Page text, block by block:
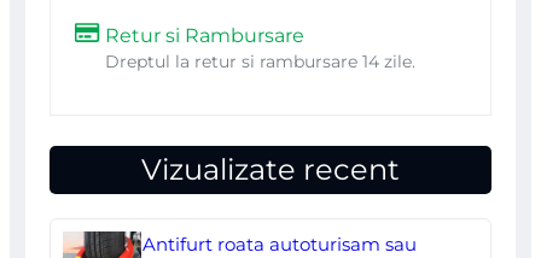
Retur si Rambursare
Dreptul la retur si rambursare 14 zile.
Vizualizate recent
Antifurt roata autoturisam sau